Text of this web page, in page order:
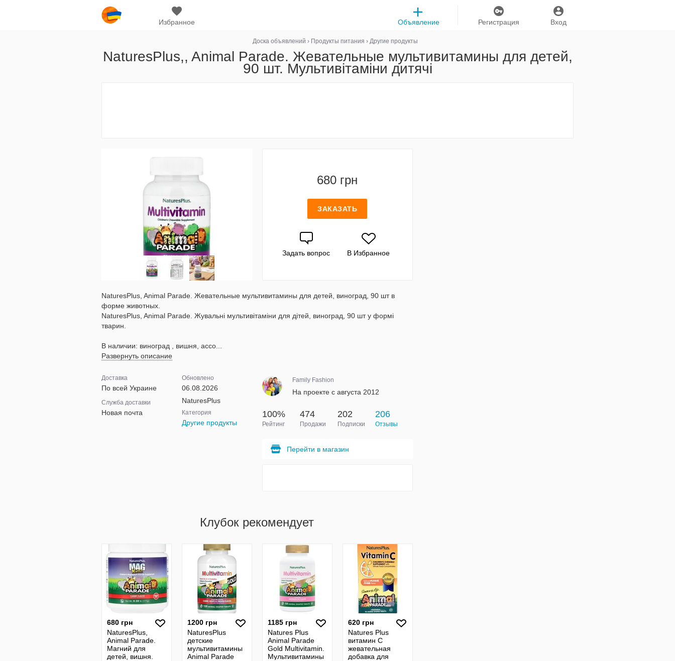
Избранное Вход
Регистрация
Объявление
Доска объявлений › Продукты питания › Другие продукты
NaturesPlus,, Animal Parade. Жевательные мультивитамины для детей,
90 шт. Мультивітаміни дитячі
680 грн
ЗАКАЗАТЬ
Задать вопрос В Избранное
NaturesPlus, Animal Parade. Жевательные мультивитамины для детей, виноград, 90 шт в
форме животных.
NaturesPlus, Animal Parade. Жувальні мультивітаміни для дітей, виноград, 90 шт у формі
тварин.
В наличии: виноград , вишня, ассо...
Развернуть описание
Доставка
По всей Украине
Служба доставки
Новая почта
Обновлено
06.08.2026
NaturesPlus
Категория
Другие продукты
Family Fashion
На проекте с августа 2012
100%
Рейтинг
474
Продажи
202
Подписки
206
Отзывы
Перейти в магазин
Клубок рекомендует
680 грн
NaturesPlus,
Animal Parade.
Магний для
детей, вишня.
1200 грн
NaturesPlus
детские
мультивитамины
Animal Parade
1185 грн
Natures Plus
Animal Parade
Gold Multivitamin.
Мультивитамины
620 грн
Natures Plus
витамин C
жевательная
добавка для